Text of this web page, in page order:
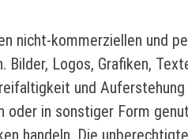
kommerziellen und
Logos, Grafiken,
und
in sonstiger Form
handeln. Die